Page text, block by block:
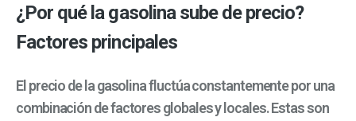
¿Por qué la gasolina sube de precio?
Factores principales
El precio de la gasolina fluctúa constantemente por una
combinación de factores globales y locales. Estas son